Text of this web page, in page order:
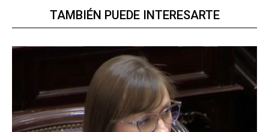
TAMBIÉN PUEDE INTERESARTE